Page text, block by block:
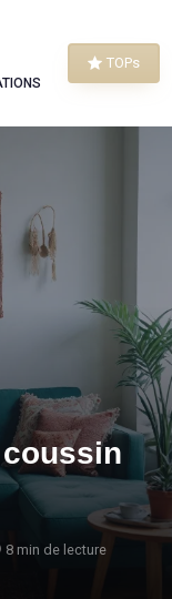
TOPs
8 min de lecture